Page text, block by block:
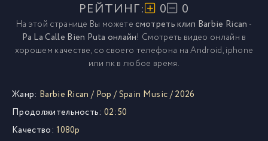
РЕЙТИНГ: 0 0
На этой странице Вы можетесмотреть клип Barbie Rican -
Pa La Calle Bien Puta онлайн! Смотреть видео онлайн в
хорошем качестве, со своего телефона на Android, iphone
или пк в любое время.
Жанр: Barbie Rican / Pop /Spain Music/2026
Продолжительность: 02:50
Качество: 1080p